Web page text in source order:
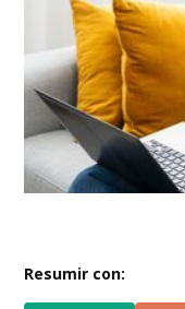
Resumir con: